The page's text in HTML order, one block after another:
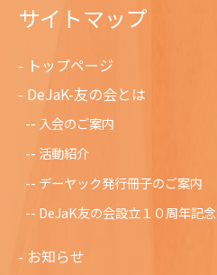
サイトマップ
トップページ
DeJaK-友の会とは
入会のご案内
活動紹介
デーヤック発行冊子のご案内
DeJaK友の会設立１０周年記念
お知らせ